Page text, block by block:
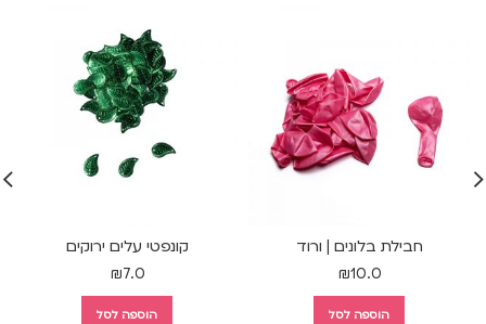
חבילת בלונים | ורוד
₪10.0
הוספה לסל
קונפטי עלים ירוקים
₪7.0
הוספה לסל